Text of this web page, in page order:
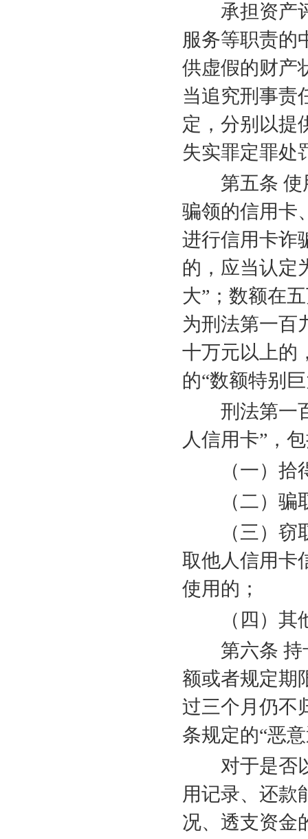
承担资产评
服务等职责的
供虚假的财产
当追究刑事责
定，分别以提
失实罪定罪处
第五条 使用
骗领的信用卡
进行信用卡诈
的，应当认定
大”；数额在
为刑法第一百
十万元以上的
的“数额特别
刑法第一百
人信用卡”，
（一）拾得
（二）骗取
（三）窃取
取他人信用卡
使用的；
（四）其他
第六条 持卡
额或者规定期
过三个月仍不
条规定的“恶
对于是否以
用记录、还款
况、透支资金